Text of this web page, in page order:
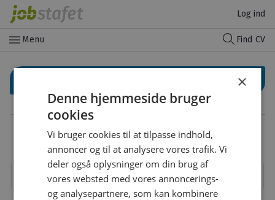
Log ind
menu Menu Find CV
Log ind med din email
×
Denne hjemmeside bruger
cookies
Vi bruger cookies til at tilpasse indhold,
annoncer og til at analysere vores trafik. Vi
deler også oplysninger om din brug af
vores websted med vores annoncerings-
og analysepartnere, som kan kombinere